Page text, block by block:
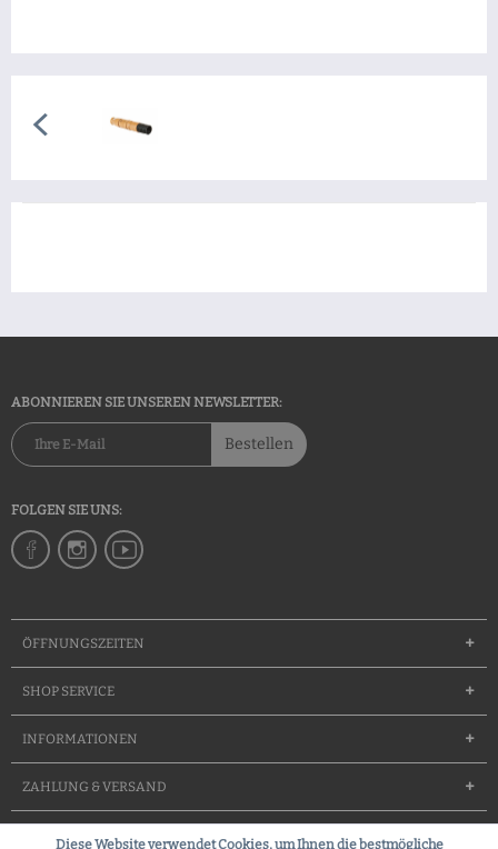
ABONNIEREN SIE UNSEREN NEWSLETTER:
Bestellen
FOLGEN SIE UNS:
ÖFFNUNGSZEITEN
SHOP SERVICE
INFORMATIONEN
ZAHLUNG & VERSAND
Diese Website verwendet Cookies, um Ihnen die bestmögliche